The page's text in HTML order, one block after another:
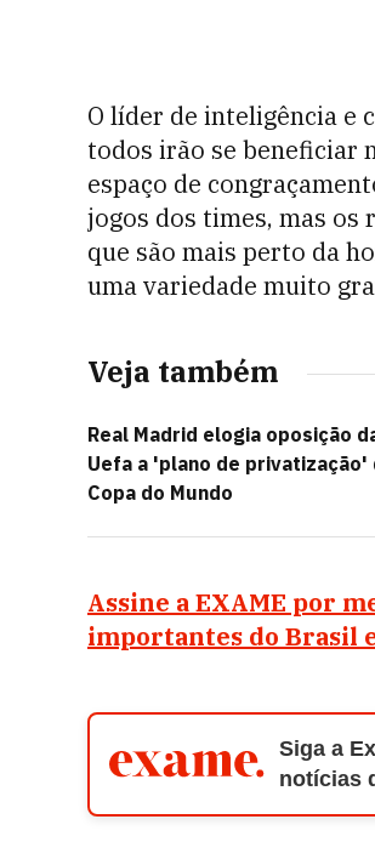
O líder de inteligência e
todos irão se beneficiar
espaço de
jogos dos times, mas os
que são mais perto da
uma variedade muito
Veja também
Real Madrid elogia oposição
Uefa a 'plano de privatização'
Copa do Mundo
Assine a EXAME por
importantes do Brasil
Siga a
notícias